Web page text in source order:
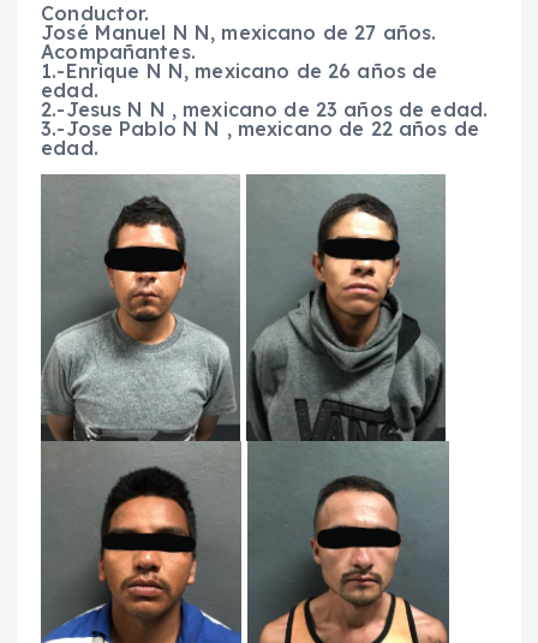
Conductor.
José Manuel N N, mexicano de 27 años.
Acompañantes.
1.-Enrique N N, mexicano de 26 años de
edad.
2.-Jesus N N , mexicano de 23 años de edad.
3.-Jose Pablo N N , mexicano de 22 años de
edad.